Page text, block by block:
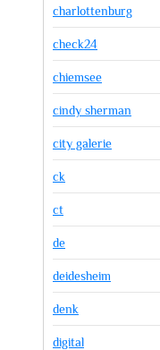
charlottenburg
check24
chiemsee
cindy sherman
city galerie
ck
ct
de
deidesheim
denk
digital